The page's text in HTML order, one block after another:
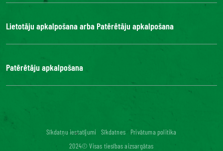
Lietotāju apkalpošana arba Patērētāju apkalpošana
Bonduelle Food Service
Patērētāju apkalpošana
Kontakti
Digitālā piekļuve: nav atbilstoša
Sīkdatņu iestatījumi Sīkdatnes
Privātuma politika
2024© Visas tiesības aizsargātas